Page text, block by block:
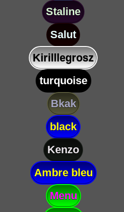
Staline
Salut
Kirilllegrosz
turquoise
Bkak
black
Kenzo
Ambre bleu
Menu